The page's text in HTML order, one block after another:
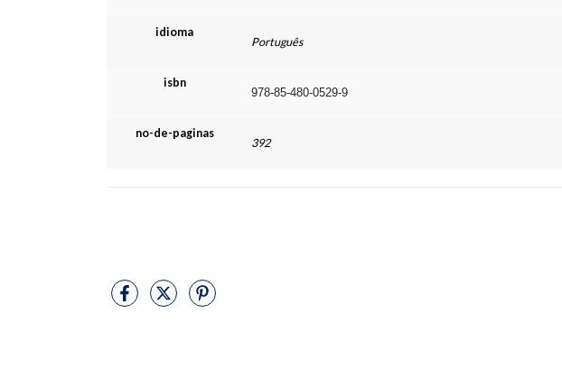
idioma
Português
isbn
978-85-480-0529-9
no-de-paginas
392